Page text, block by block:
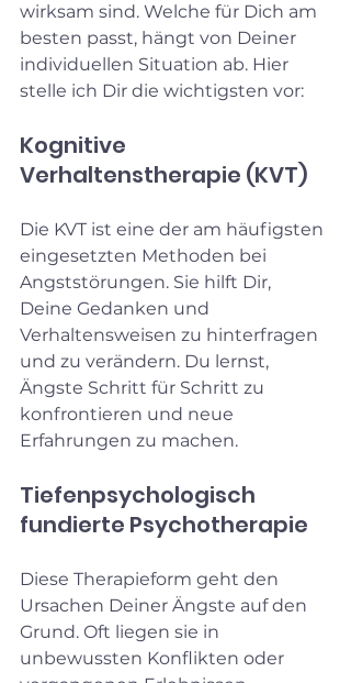
wirksam sind. Welche für Dich am
besten passt, hängt von Deiner
individuellen Situation ab. Hier
stelle ich Dir die wichtigsten vor:
Kognitive
Verhaltenstherapie (KVT)
Die KVT ist eine der am häufigsten
eingesetzten Methoden bei
Angststörungen. Sie hilft Dir,
Deine Gedanken und
Verhaltensweisen zu hinterfragen
und zu verändern. Du lernst,
Ängste Schritt für Schritt zu
konfrontieren und neue
Erfahrungen zu machen.
Tiefenpsychologisch
fundierte Psychotherapie
Diese Therapieform geht den
Ursachen Deiner Ängste auf den
Grund. Oft liegen sie in
unbewussten Konflikten oder